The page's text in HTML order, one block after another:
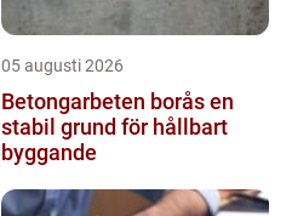
05 augusti 2026
Betongarbeten borås en
stabil grund för hållbart
byggande